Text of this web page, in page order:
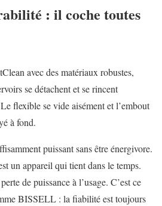
: il coche toutes
avec des matériaux robustes,
se détachent et se rincent
flexible se vide aisément et l’embout
à fond.
puissant sans être énergivore.
un appareil qui tient dans le temps.
de puissance à l’usage. C’est ce
BISSELL : la fiabilité est toujours